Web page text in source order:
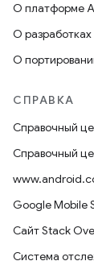
О платформе
О
О
СПРАВКА
Справочный
Справочный
Google Mobile
Сайт Stack
Система